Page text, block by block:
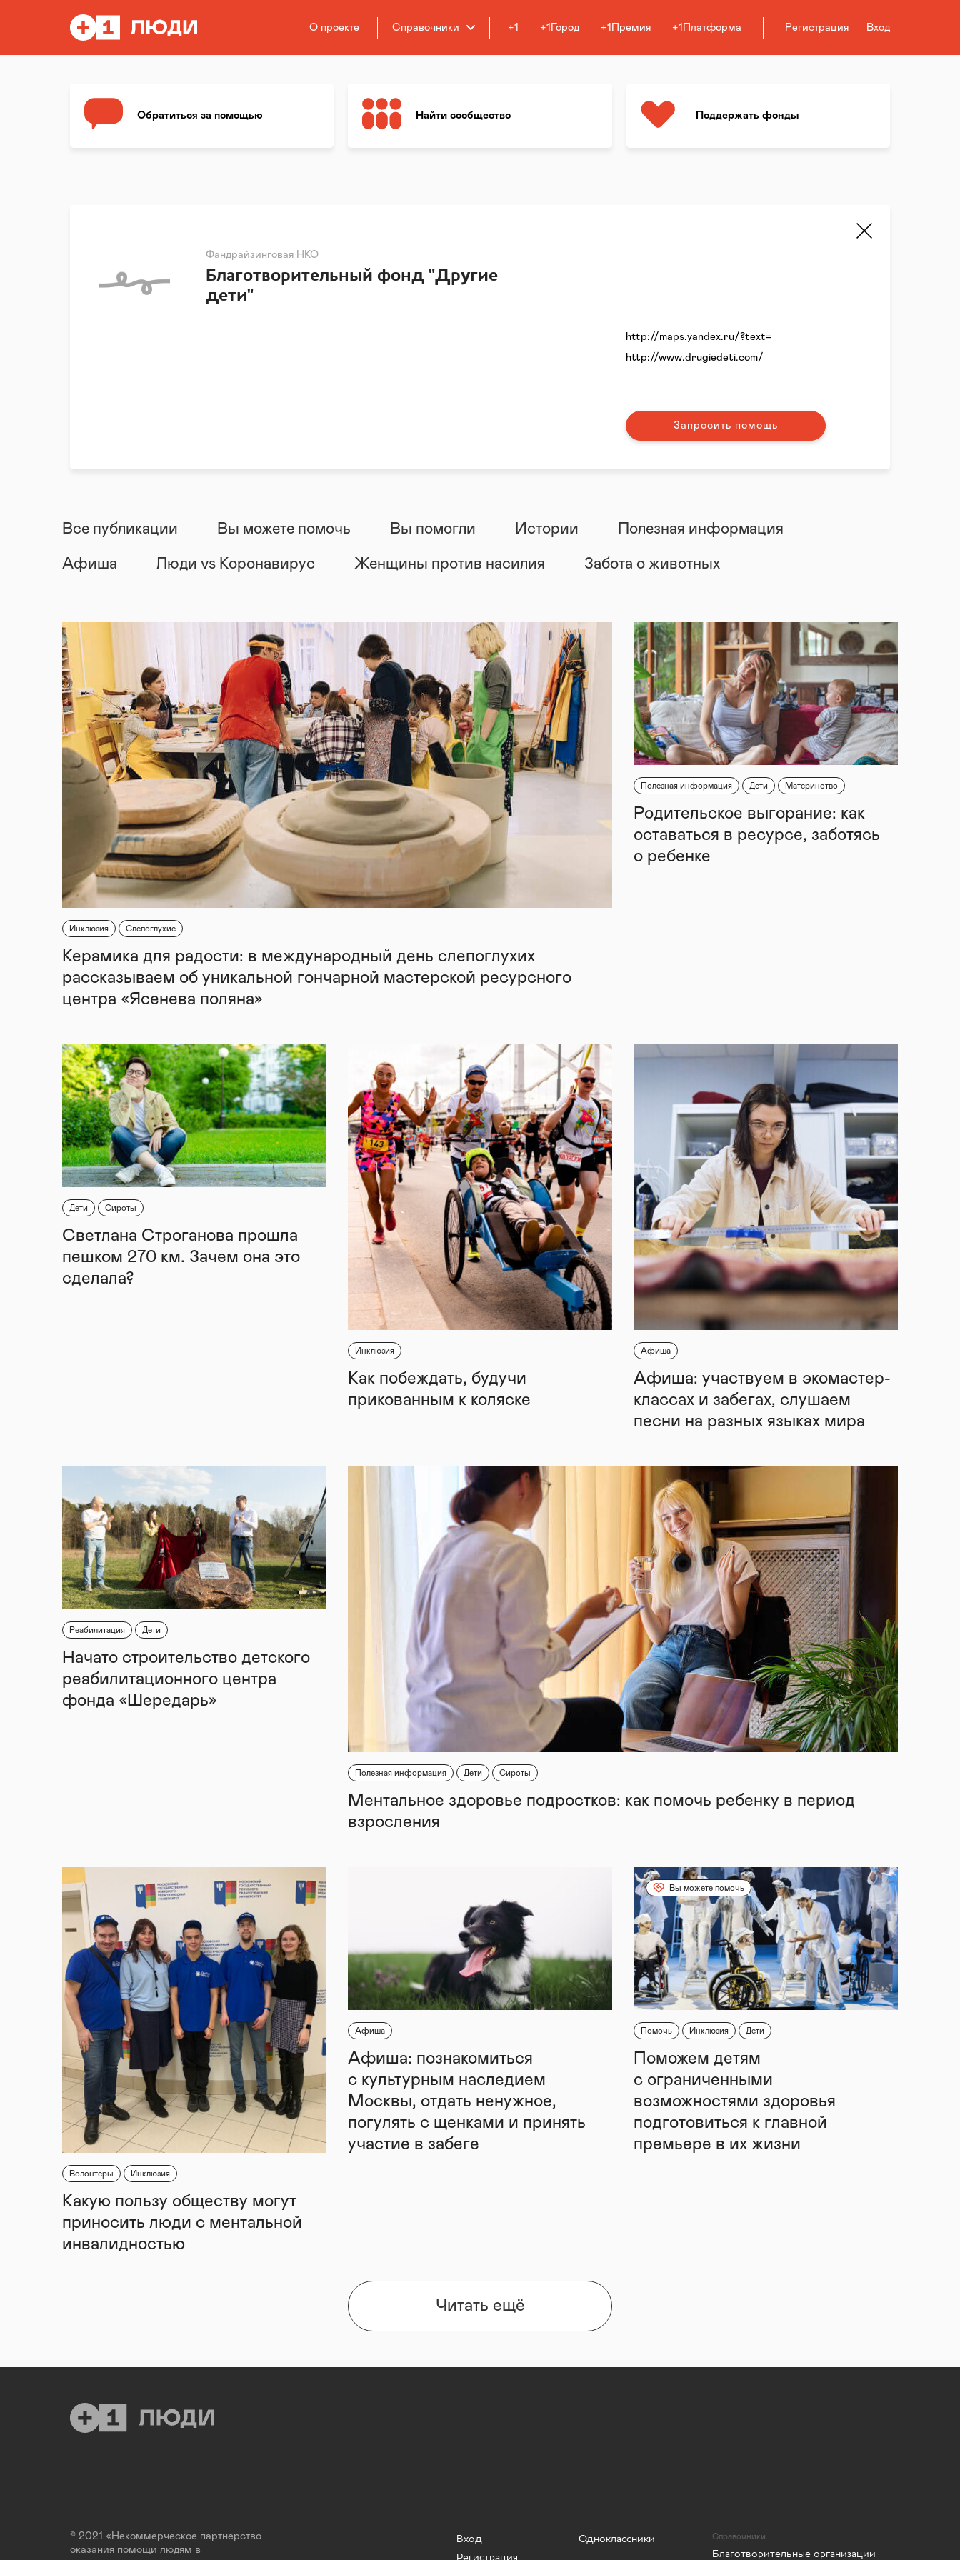
О проекте Справочники +1 +1Город +1Премия +1Платформа Регистрация Вход
Обратиться за помощью Найти сообщество Поддержать фонды
Фандрайзинговая НКО
Благотворительный фонд "Другие
дети"
http://maps.yandex.ru/?text=
http://www.drugiedeti.com/
Запросить помощь
Все публикации Вы можете помочь Вы помогли Истории Полезная информация
Афиша Люди vs Коронавирус Женщины против насилия Забота о животных
Инклюзия Слепоглухие
Керамика для радости: в международный день слепоглухих
рассказываем об уникальной гончарной мастерской ресурсного
центра «Ясенева поляна»
Полезная информация Дети Материнство
Родительское выгорание: как
оставаться в ресурсе, заботясь
о ребенке
Дети Сироты
Светлана Строганова прошла
пешком 270 км. Зачем она это
сделала?
Инклюзия
Как побеждать, будучи
прикованным к коляске
Афиша
Афиша: участвуем в экомастер-
классах и забегах, слушаем
песни на разных языках мира
Реабилитация Дети
Начато строительство детского
реабилитационного центра
фонда «Шередарь»
Полезная информация Дети Сироты
Ментальное здоровье подростков: как помочь ребенку в период
взросления
Волонтеры Инклюзия
Какую пользу обществу могут
приносить люди с ментальной
инвалидностью
Афиша
Афиша: познакомиться
с культурным наследием
Москвы, отдать ненужное,
погулять с щенками и принять
участие в забеге
Вы можете помочь
Помочь Инклюзия Дети
Поможем детям
с ограниченными
возможностями здоровья
подготовиться к главной
премьере в их жизни
Читать ещё
© 2021 «Некоммерческое партнерство
оказания помощи людям в
Вход
Регистрация
Одноклассники Справочники
Благотворительные организации